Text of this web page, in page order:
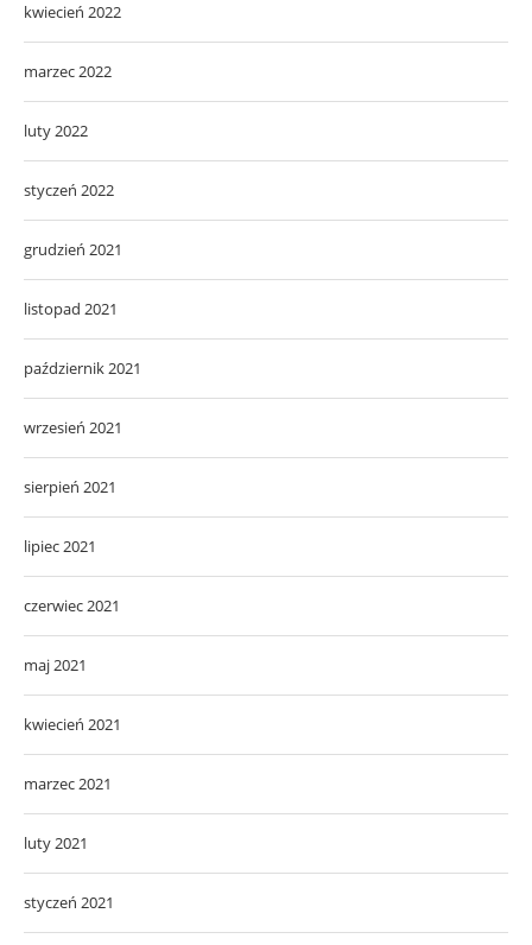
kwiecień 2022
marzec 2022
luty 2022
styczeń 2022
grudzień 2021
listopad 2021
październik 2021
wrzesień 2021
sierpień 2021
lipiec 2021
czerwiec 2021
maj 2021
kwiecień 2021
marzec 2021
luty 2021
styczeń 2021